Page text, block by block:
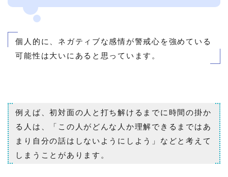
個人的に、ネガティブな感情が警戒心を強めている
可能性は大いにあると思っています。
例えば、初対面の人と打ち解けるまでに時間の掛か
る人は、「この人がどんな人か理解できるまではあ
まり自分の話はしないようにしよう」などと考えて
しまうことがあります。